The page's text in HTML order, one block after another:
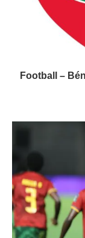
Football –